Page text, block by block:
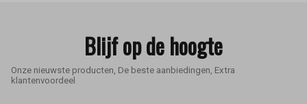
Blijf op de hoogte
Onze nieuwste producten, De beste aanbiedingen, Extra
klantenvoordeel